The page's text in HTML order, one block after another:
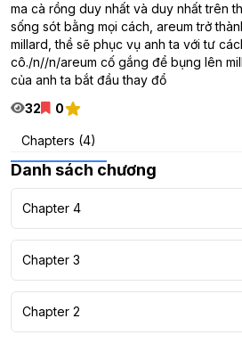
ma cà rồng duy nhất và duy nhất trên
sống sót bằng mọi cách, areum trở
millard, thề sẽ phục vụ anh ta với tư
cô./n//n/areum cố gắng để bụng lên
của anh ta bắt đầu thay đổ
32
0
Chapters (4)
Danh sách chương
Chapter 4
Chapter 3
Chapter 2